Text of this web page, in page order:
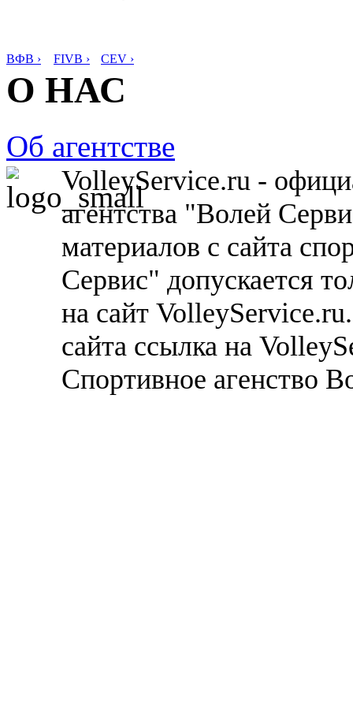
ВФВ › FIVB › CEV ›
О НАС
Об агентстве
VolleyService.ru -
агентства "Волей
материалов с сайта
Сервис" допускается
на сайт
сайта ссылка на
Спортивное агенство